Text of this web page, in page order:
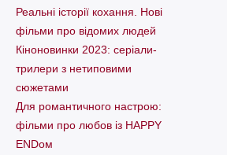
Реальні історії кохання. Нові
фільми про відомих людей
Кіноновинки 2023: серіали-
трилери з нетиповими
сюжетами
Для романтичного настрою:
фільми про любов із HAPPY
ENDом